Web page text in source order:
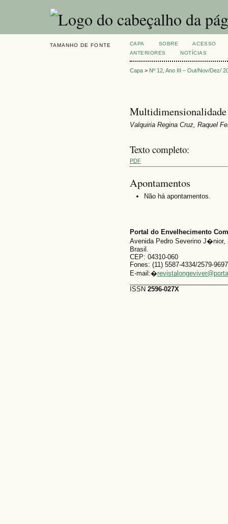
TAMANHO DE FONTE CAPA SOBRE
ACESSO
ANTERIORES
NOTÍCIAS
Capa> Nº 12, Ano III – Out/Nov/Dez/
Valquiria Regina Cruz, Raquel
Texto completo:
PDF
Apontamentos
Não há apontamentos.
Portal do Envelhecimento
Avenida Pedro Severino
Brasil.
CEP: 04310-060
Fones: (11) 5587-4334/2579-9697
E-mail:�
ISSN 2596-027X